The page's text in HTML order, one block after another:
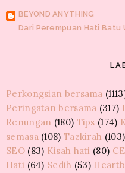
BEYOND ANYTHING
Dari Perempuan Hati Batu
Tips Menjaga Amalan
GUSKER
Peristiwa lalu
MAWAR LIAR
Wordless 1
Perkongsian bersama
Peringatan bersama (317)
Renungan (180) Tips (174)
semasa (108) Tazkirah (103)
SEO (83) Kisah hati (80)
Hati (64) Sedih (53)